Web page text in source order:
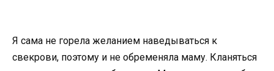
Я сама не горела желанием наведываться к
свекрови, поэтому и не обременяла маму. Кланяться